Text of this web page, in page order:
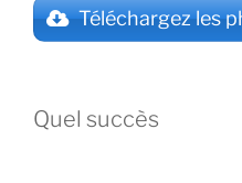
Téléchargez les
Quel succès